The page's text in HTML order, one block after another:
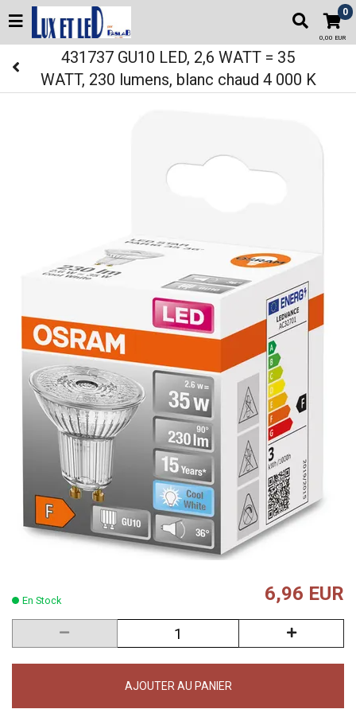
0
0,00 EUR
431737 GU10 LED, 2,6 WATT = 35
WATT, 230 lumens, blanc chaud 4 000 K
En Stock 6,96 EUR
AJOUTER AU PANIER